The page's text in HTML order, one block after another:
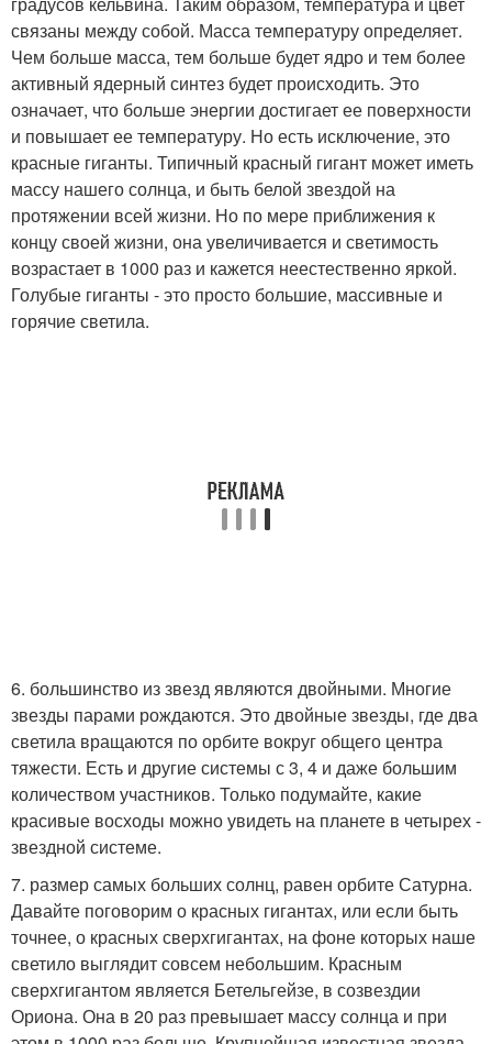
связаны между собой. Масса температуру определяет.
Чем больше масса, тем больше будет ядро и тем более
активный ядерный синтез будет происходить. Это
означает, что больше энергии достигает ее поверхности
и повышает ее температуру. Но есть исключение, это
красные гиганты. Типичный красный гигант может иметь
массу нашего солнца, и быть белой звездой на
протяжении всей жизни. Но по мере приближения к
концу своей жизни, она увеличивается и светимость
возрастает в 1000 раз и кажется неестественно яркой.
Голубые гиганты - это просто большие, массивные и
горячие светила.
6. большинство из звезд являются двойными. Многие
звезды парами рождаются. Это двойные звезды, где два
светила вращаются по орбите вокруг общего центра
тяжести. Есть и другие системы с 3, 4 и даже большим
количеством участников. Только подумайте, какие
красивые восходы можно увидеть на планете в четырех -
звездной системе.
7. размер самых больших солнц, равен орбите Сатурна.
Давайте поговорим о красных гигантах, или если быть
точнее, о красных сверхгигантах, на фоне которых наше
светило выглядит совсем небольшим. Красным
сверхгигантом является Бетельгейзе, в созвездии
Ориона. Она в 20 раз превышает массу солнца и при